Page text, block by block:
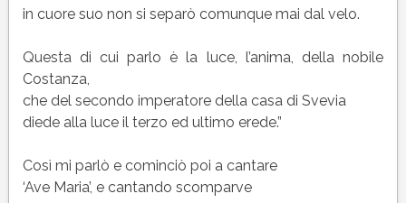
in cuore suo non si separò comunque mai dal velo.
Questa di cui parlo è la luce, l’anima, della nobile
Costanza,
che del secondo imperatore della casa di Svevia
diede alla luce il terzo ed ultimo erede.”
Così mi parlò e cominciò poi a cantare
‘Ave Maria’, e cantando scomparve